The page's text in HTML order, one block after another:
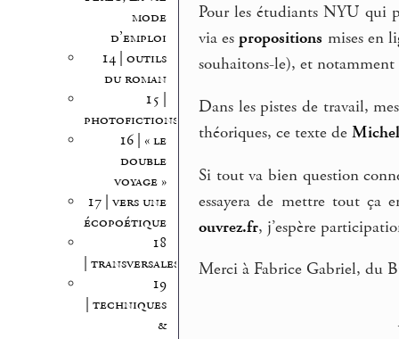
mode
d’emploi
14 | outils
du roman
15 |
photofictions
16 | « le
double
voyage »
17 | vers une
écopoétique
18
| transversales
19
| techniques
&
Pour les étudiants NYU qui
via espropositions mises en
souhaitons-le), et
Dans les pistes de travail,
théoriques, ce texte de
Si tout va bien question
essayera de mettre tout ça
ouvrez.fr, j’espère
Merci à Fabrice Gabriel, du